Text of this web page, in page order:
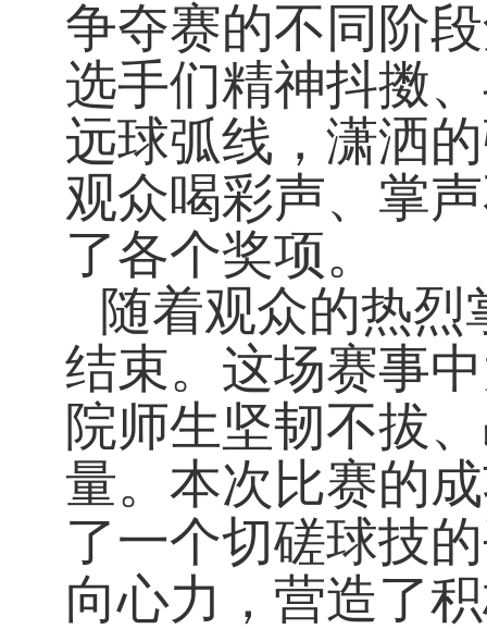
争夺赛的不同阶
选手们精神抖擞
远球弧线，潇洒
观众喝彩声、掌
了各个奖项。
随着观众的热
结束。这场赛事
院师生坚韧不拔
量。本次比赛的
了一个切磋球技
向心力，营造了